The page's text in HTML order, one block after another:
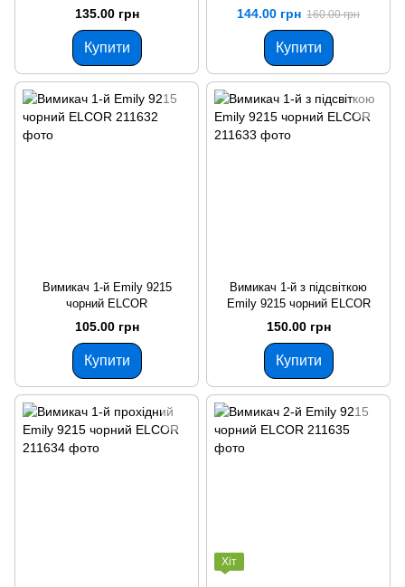
135.00 грн
Купити
144.00 грн 160.00 грн
Купити
Вимикач 1-й Emily 9215
чорний ЕLCOR
105.00 грн
Купити
Вимикач 1-й з підсвіткою
Emily 9215 чорний ELCOR
150.00 грн
Купити
Хіт